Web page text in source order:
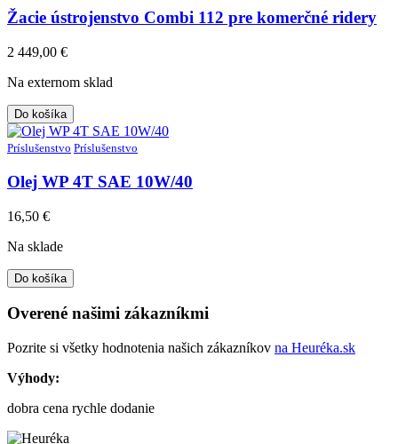
Žacie ústrojenstvo Combi 112 pre komerčné ridery
2 449,00 €
Na externom sklad
Do košíka
Príslušenstvo Príslušenstvo
Olej WP 4T SAE 10W/40
16,50 €
Na sklade
Do košíka
Overené našimi zákazníkmi
Pozrite si všetky hodnotenia našich zákazníkov na Heuréka.sk
Výhody:
dobra cena rychle dodanie